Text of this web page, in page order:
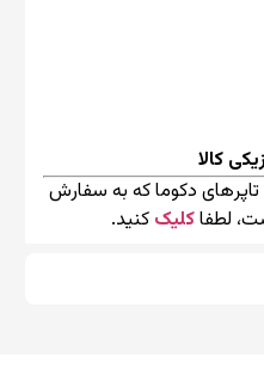
کالا
دکوما که به سفارش
لطفاکلیک کنید.